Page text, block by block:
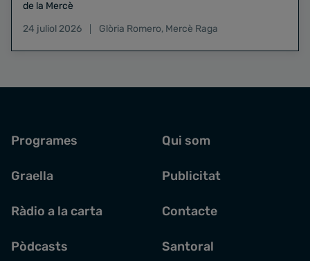
de la Mercè
24 juliol 2026
Glòria Romero, Mercè Raga
Programes
Graella
Ràdio a la carta
Pòdcasts
Qui som
Publicitat
Contacte
Santoral